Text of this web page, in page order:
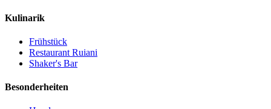
Kulinarik
Frühstück
Restaurant Ruiani
Shaker's Bar
Besonderheiten